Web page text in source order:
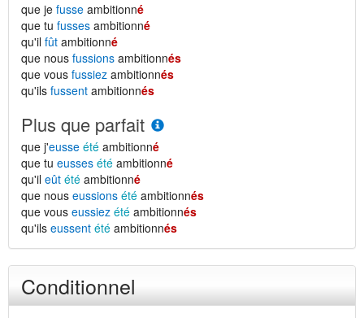
que je fusse ambitionné
que tu fusses ambitionné
qu'il fût ambitionné
que nous fussions ambitionnés
que vous fussiez ambitionnés
qu'ils fussent ambitionnés
Plus que parfait
que j'eusse été ambitionné
que tu eusses été ambitionné
qu'il eût été ambitionné
que nous eussions été ambitionnés
que vous eussiez été ambitionnés
qu'ils eussent été ambitionnés
Conditionnel